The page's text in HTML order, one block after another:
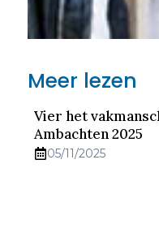
Meer lezen
Vier het
Ambachten 2025
05/11/2025